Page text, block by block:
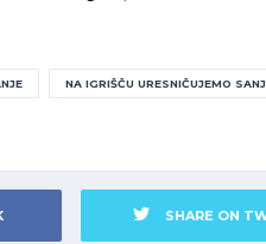
NA IGRIŠČU URESNIČUJEMO
SHARE ON